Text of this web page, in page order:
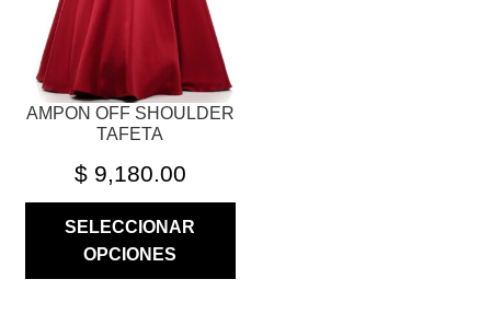
AMPON OFF SHOULDER
TAFETA
$9,180.00
SELECCIONAR
OPCIONES
ELEGIR
EN
LA
PÁGINA
DE